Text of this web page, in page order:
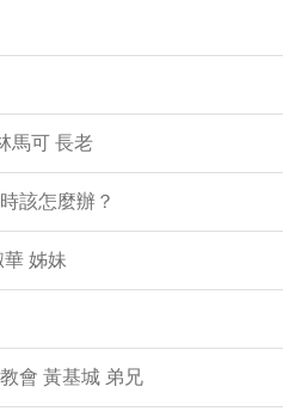
馬可 長老
該怎麼辦？
姊妹
會 黃基城 弟兄